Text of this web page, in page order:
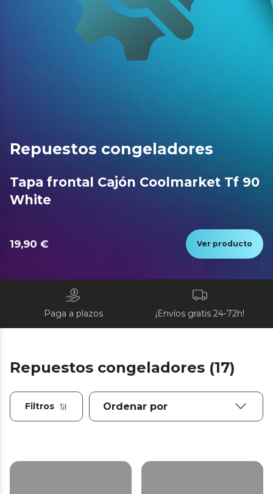
Repuestos congeladores
Tapa frontal Cajón Coolmarket Tf 90
White
19,90 € Ver producto
Paga a plazos ¡Envíos gratis 24-72h!
Repuestos congeladores (17)
Filtros